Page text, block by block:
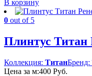
В корзину
0 out of 5
Плинтус Титан
Коллекция: ТитанБренд:
Цена за м:400 Руб.